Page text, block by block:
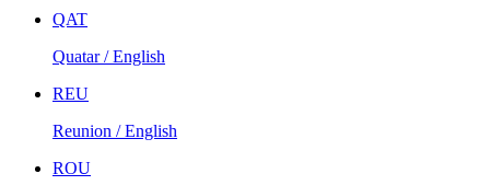
QAT
Quatar / English
REU
Reunion / English
ROU